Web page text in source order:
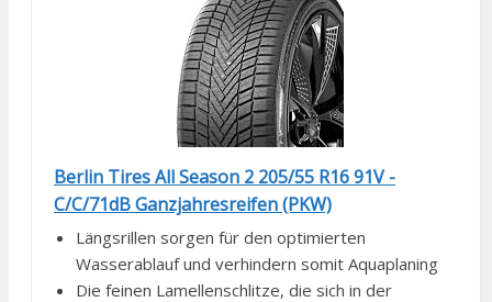
Berlin Tires All Season 2 205/55 R16 91V -
C/C/71dB Ganzjahresreifen (PKW)
Längsrillen sorgen für den optimierten
Wasserablauf und verhindern somit Aquaplaning
Die feinen Lamellenschlitze, die sich in der